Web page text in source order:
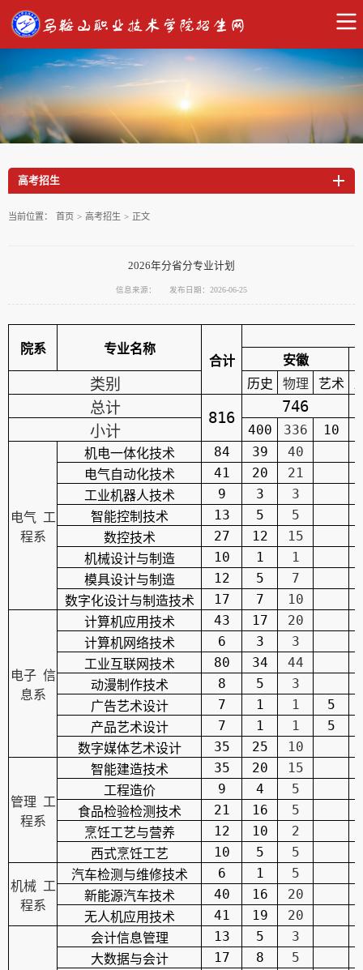
高考招生
当前位置： 首页 > 高考招生 > 正文
2026年分省分专业计划
信息来源： 发布日期：2026-06-25
院系
专业名称
合计
安徽
类别 历史 物理 艺术
总计
816
746
小计
400 336 10
电气 工
程系
机电一体化技术 84 39
40
电气自动化技术
41 20
21
工业机器人技术
9 3
3
智能控制技术
13 5
5
数控技术
27 12
15
机械设计与制造
10 1 1
模具设计与制造
12 5
7
数字化设计与制造技术
17 7 10
电子 信
息系
计算机应用技术 43 17
20
计算机网络技术
6 3
3
工业互联网技术
80 34
44
动漫制作技术
8 5
3
广告艺术设计
7 1 1
5
产品艺术设计
7 1 1
5
数字媒体艺术设计
35 25 10
管理 工
程系
智能建造技术 35 20
15
工程造价
9 4
5
食品检验检测技术
21 16
5
烹饪工艺与营养
12 10
2
西式烹饪工艺
10 5 5
机械 工
程系
汽车检测与维修技术 6 1
5
新能源汽车技术
40 16
20
无人机应用技术
41 19 20
会计信息管理 13 5
3
大数据与会计
17 8
5